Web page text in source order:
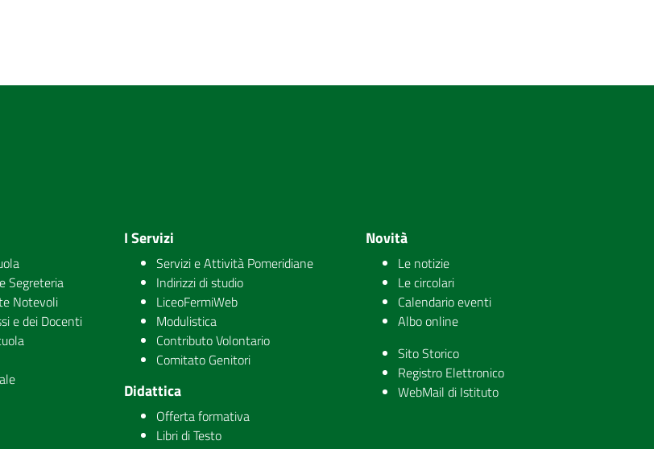
Segreteria
Notevoli
e dei Docenti
I Servizi
Servizi e Attività Pomeridiane
Indirizzi di studio
LiceoFermiWeb
Modulistica
Contributo Volontario
Comitato Genitori
Didattica
Offerta formativa
Libri di Testo
Novità
Le notizie
Le circolari
Calendario eventi
Albo online
Sito Storico
Registro Elettronico
WebMail di Istituto